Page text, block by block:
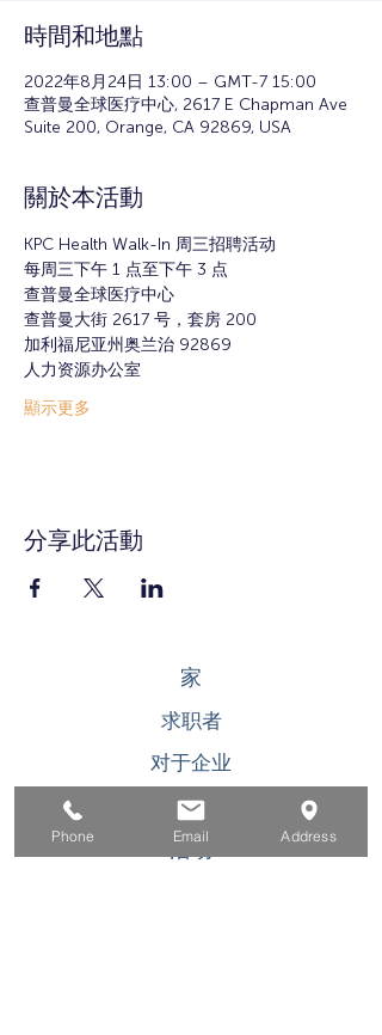
時間和地點
2022年8月24日 13:00 – GMT-7 15:00
查普曼全球医疗中心, 2617 E Chapman Ave
Suite 200, Orange, CA 92869, USA
關於本活動
KPC Health Walk-In 周三招聘活动
每周三下午 1 点至下午 3 点
查普曼全球医疗中心
查普曼大街 2617 号，套房 200
加利福尼亚州奥兰治 92869
人力资源办公室
顯示更多
分享此活動
家
求职者
对于企业
为青年
活动
Phone Email Address